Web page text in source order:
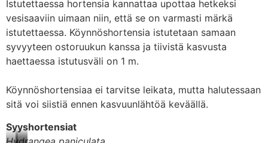
Istutettaessa hortensia kannattaa upottaa hetkeksi
vesisaaviin uimaan niin, että se on varmasti märkä
istutettaessa. Köynnöshortensia istutetaan samaan
syvyyteen ostoruukun kanssa ja tiivistä kasvusta
haettaessa istutusväli on 1 m.
Köynnöshortensiaa ei tarvitse leikata, mutta halutessaan
sitä voi siistiä ennen kasvuunlähtöä keväällä.
Syyshortensiat